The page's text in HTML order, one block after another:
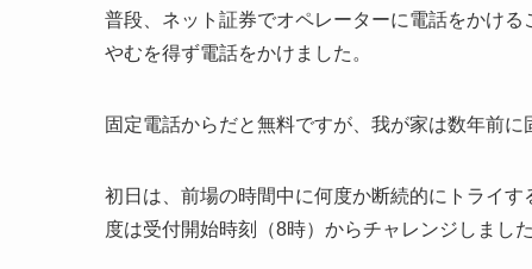
普段、ネット証券でオペレーターに電話をかけ
やむを得ず電話をかけました。
固定電話からだと無料ですが、我が家は数年前
初日は、前場の時間中に何度か断続的にトライ
度は受付開始時刻（8時）からチャレンジしました